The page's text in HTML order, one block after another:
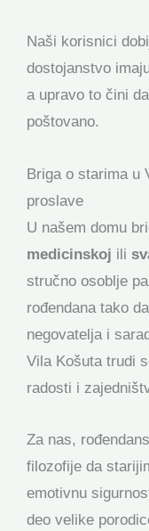
Naši korisnici
dostojanstvo
a upravo to čini
poštovano.
Briga o starima u
proslave
U našem domu
medicinskoj ili
stručno osoblje
rođendana tako
negovatelja i
Vila Košuta trudi
radosti i
Za nas,
filozofije da
emotivnu
deo velike